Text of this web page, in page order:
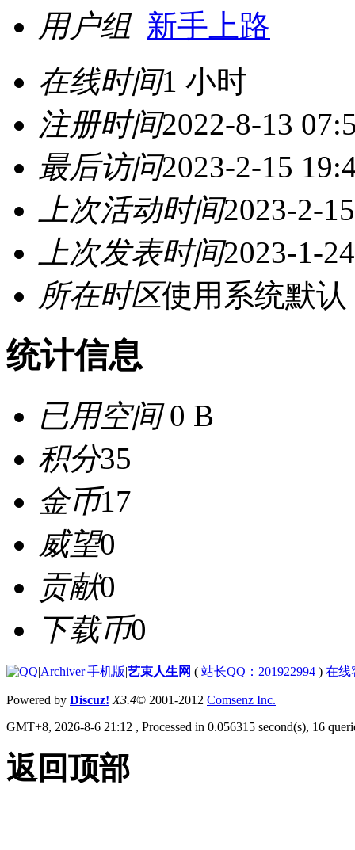
用户组 新手上路
在线时间1 小时
注册时间2022-8-13
最后访问2023-2-15
上次活动时间2023-2-
上次发表时间2023-1-
所在时区使用系统默认
统计信息
已用空间0 B
积分35
金币17
威望0
贡献0
下载币0
|Archiver|手机版|艺束人生网 ( 站长QQ：201922994 ) 在线
Powered by Discuz! X3.4© 2001-2012 Comsenz Inc.
GMT+8, 2026-8-6 21:12 , Processed in 0.056315 second(s), 16
返回顶部